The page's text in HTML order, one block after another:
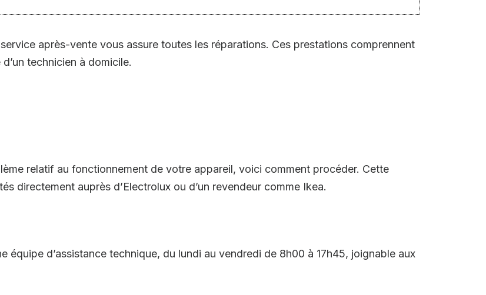
après-vente vous assure toutes les réparations. Ces prestations comprennent
technicien à domicile.
relatif au fonctionnement de votre appareil, voici comment procéder. Cette
directement auprès d’Electrolux ou d’un revendeur comme Ikea.
équipe d’assistance technique, du lundi au vendredi de 8h00 à 17h45, joignable aux